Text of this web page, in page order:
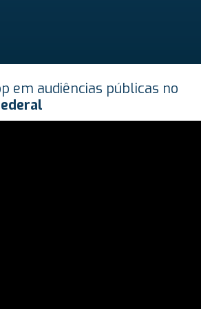
em audiências públicas no